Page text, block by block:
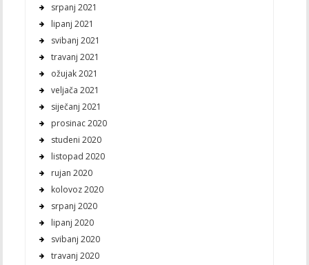
srpanj 2021
lipanj 2021
svibanj 2021
travanj 2021
ožujak 2021
veljača 2021
siječanj 2021
prosinac 2020
studeni 2020
listopad 2020
rujan 2020
kolovoz 2020
srpanj 2020
lipanj 2020
svibanj 2020
travanj 2020